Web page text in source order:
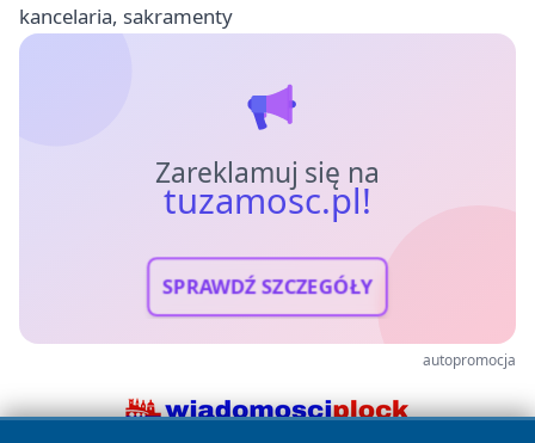
kancelaria, sakramenty
Zareklamuj się na
tuzamosc.pl!
SPRAWDŹ SZCZEGÓŁY
autopromocja